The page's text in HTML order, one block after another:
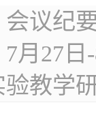
会议纪
7月27
教学